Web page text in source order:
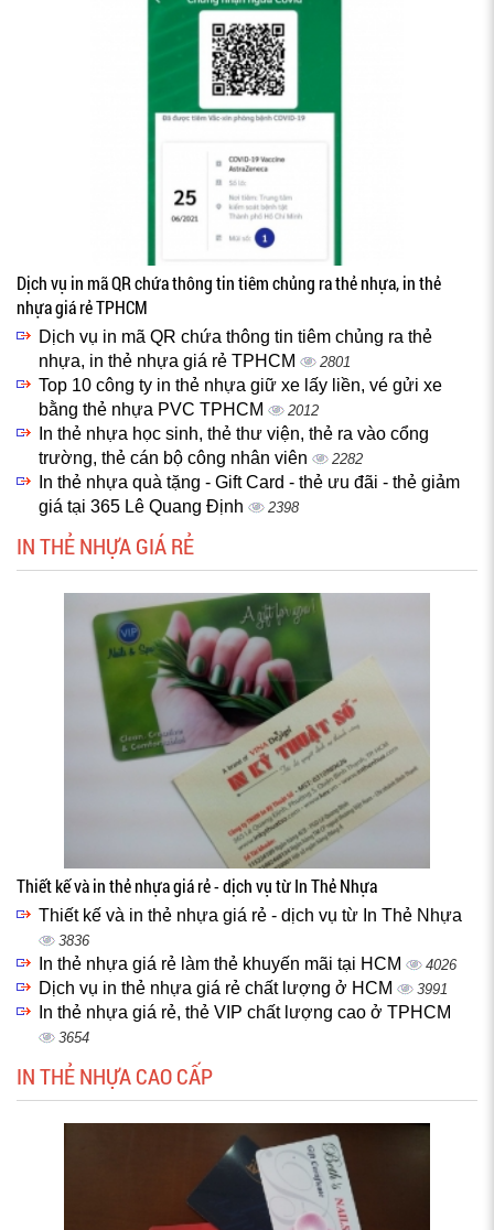
Dịch vụ in mã QR chứa thông tin tiêm chủng ra thẻ nhựa, in thẻ
nhựa giá rẻ TPHCM
Dịch vụ in mã QR chứa thông tin tiêm chủng ra thẻ
nhựa, in thẻ nhựa giá rẻ TPHCM
2801
Top 10 công ty in thẻ nhựa giữ xe lấy liền, vé gửi xe
bằng thẻ nhựa PVC TPHCM
2012
In thẻ nhựa học sinh, thẻ thư viện, thẻ ra vào cổng
trường, thẻ cán bộ công nhân viên
2282
In thẻ nhựa quà tặng - Gift Card - thẻ ưu đãi - thẻ giảm
giá tại 365 Lê Quang Định
2398
IN THẺ NHỰA GIÁ RẺ
Thiết kế và in thẻ nhựa giá rẻ - dịch vụ từ In Thẻ Nhựa
Thiết kế và in thẻ nhựa giá rẻ - dịch vụ từ In Thẻ Nhựa
3836
In thẻ nhựa giá rẻ làm thẻ khuyến mãi tại HCM 4026
Dịch vụ in thẻ nhựa giá rẻ chất lượng ở HCM 3991
In thẻ nhựa giá rẻ, thẻ VIP chất lượng cao ở TPHCM
3654
IN THẺ NHỰA CAO CẤP